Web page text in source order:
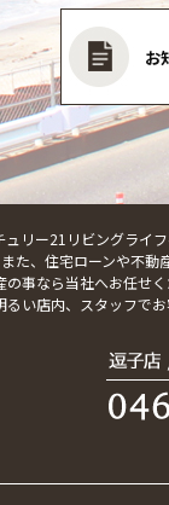
お
リー21リビングライフ
、住宅ローンや不動
事なら当社へお任せく
い店内、スタッフでお